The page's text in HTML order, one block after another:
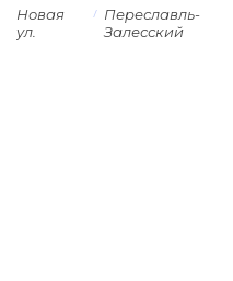
Новая
ул.
Переславль-
Залесский